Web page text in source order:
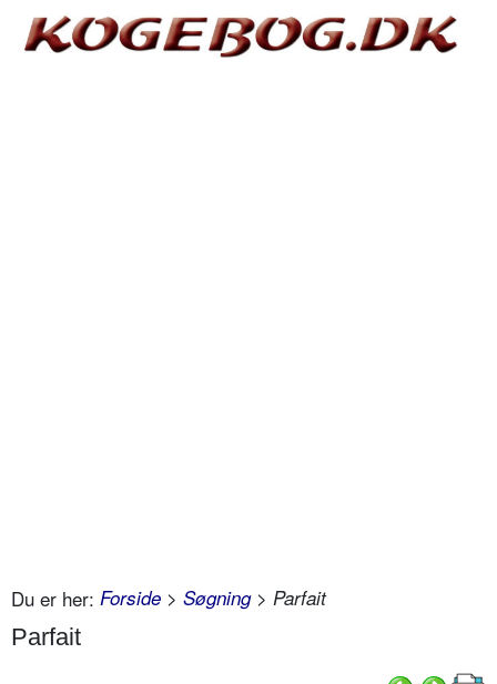
Du er her: Forside > Søgning> Parfait
Parfait